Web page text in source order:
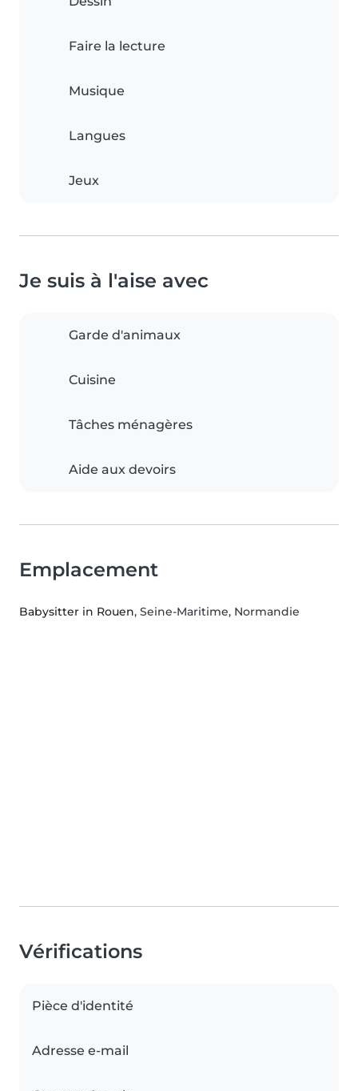
Faire la lecture
Musique
Langues
Jeux
Je suis à l'aise avec
Garde d'animaux
Cuisine
Tâches ménagères
Aide aux devoirs
Emplacement
Babysitter in Rouen, Seine-Maritime, Normandie
Vérifications
Pièce d'identité
Adresse e-mail